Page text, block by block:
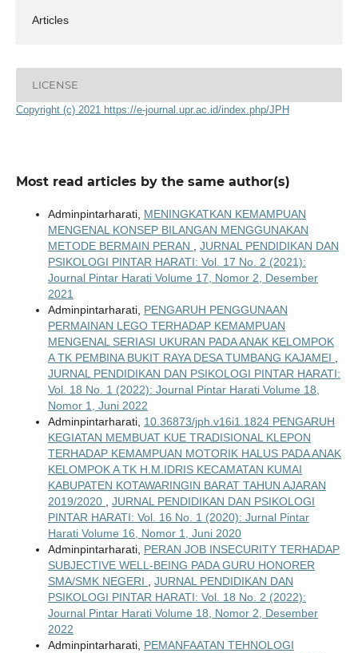
Articles
LICENSE
Copyright (c) 2021 https://e-journal.upr.ac.id/index.php/JPH
Most read articles by the same author(s)
Adminpintarharati, MENINGKATKAN KEMAMPUAN
MENGENAL KONSEP BILANGAN MENGGUNAKAN
METODE BERMAIN PERAN
JURNAL PENDIDIKAN DAN
PSIKOLOGI PINTAR HARATI: Vol. 17 No. 2 (2021):
Journal Pintar Harati Volume 17, Nomor 2, Desember
2021
Adminpintarharati, PENGARUH PENGGUNAAN
PERMAINAN LEGO TERHADAP KEMAMPUAN
MENGENAL SERIASI UKURAN PADA ANAK KELOMPOK
A TK PEMBINA BUKIT RAYA DESA TUMBANG KAJAMEI
JURNAL PENDIDIKAN DAN PSIKOLOGI PINTAR HARATI:
Vol. 18 No. 1 (2022): Journal Pintar Harati Volume 18,
Nomor 1, Juni 2022
Adminpintarharati, 10.36873/jph.v16i1.1824 PENGARUH
KEGIATAN MEMBUAT KUE TRADISIONAL KLEPON
TERHADAP KEMAMPUAN MOTORIK HALUS PADA ANAK
KELOMPOK A TK H.M.IDRIS KECAMATAN KUMAI
KABUPATEN KOTAWARINGIN BARAT TAHUN AJARAN
2019/2020
JURNAL PENDIDIKAN DAN PSIKOLOGI
PINTAR HARATI: Vol. 16 No. 1 (2020): Jurnal Pintar
Harati Volume 16, Nomor 1, Juni 2020
Adminpintarharati, PERAN JOB INSECURITY TERHADAP
SUBJECTIVE WELL-BEING PADA GURU HONORER
SMA/SMK NEGERI
JURNAL PENDIDIKAN DAN
PSIKOLOGI PINTAR HARATI: Vol. 18 No. 2 (2022):
Journal Pintar Harati Volume 18, Nomor 2, Desember
2022
Adminpintarharati, PEMANFAATAN TEHNOLOGI